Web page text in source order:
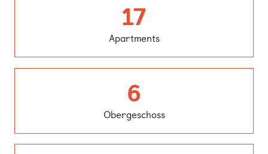
17
Apartments
6
Obergeschoss